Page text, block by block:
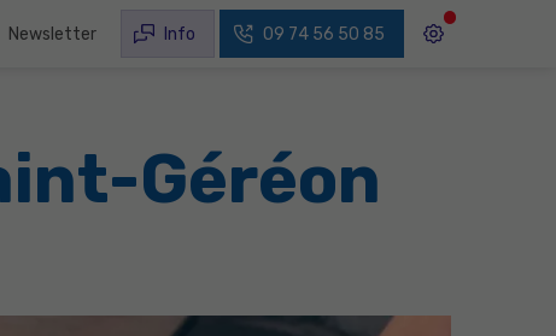
Newsletter Info 09 74 56 50 85
Géréon